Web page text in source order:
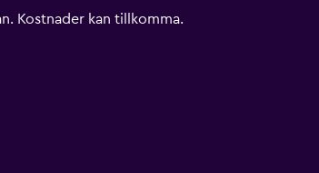
Kostnader kan tillkomma.